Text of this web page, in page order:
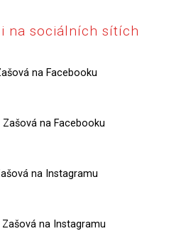
na sociálních sítích
na Facebooku
Zašová na Facebooku
na Instagramu
Zašová na Instagramu